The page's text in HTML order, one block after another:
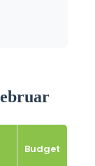
Budget